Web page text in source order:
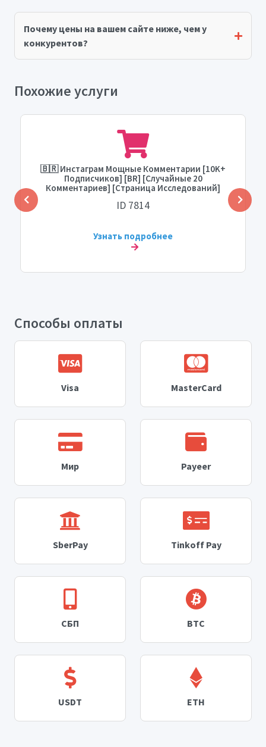
Почему цены на вашем сайте ниже, чем у
конкурентов?
Похожие услуги
🇧🇷 Инстаграм Мощные Комментарии [10K+
Подписчиков] [BR] [Случайные 20
Комментариев] [Страница Исследований]
[Максимум: 20] [Время Начала: 0-1 Час]
[Скорость: Доставка за 1 Час]
ID 7814
Узнать подробнее
Способы оплаты
Visa MasterCard
Мир Payeer
SberPay Tinkoff Pay
СБП BTC
USDT ETH